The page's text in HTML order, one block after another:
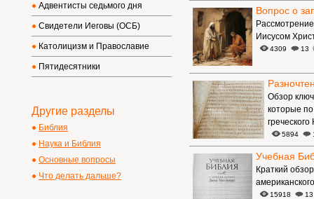
Вопрос о
Иисусом
4309 13
Обзор
которые
5894
Учебная
Краткий
15918 13
Адвентисты седьмого дня
Свидетели Иеговы (ОСБ)
Католицизм и Православие
Пятидесятники
Другие разделы
Библия
Наука и Библия
Основные вопросы
Что делать дальше?